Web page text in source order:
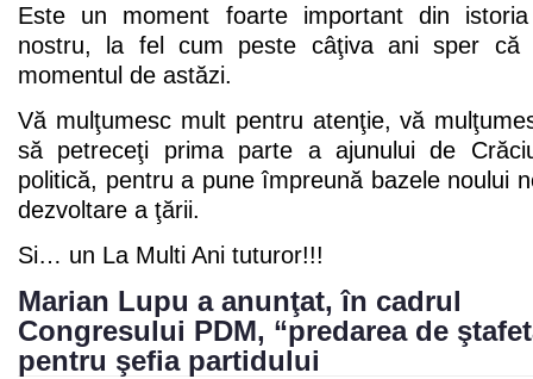
Este un moment foarte important din
nostru, la fel cum peste câţiva ani sper că
momentul de astăzi.
Vă mulţumesc mult pentru atenţie, vă
să petreceţi prima parte a ajunului de
politică, pentru a pune împreună bazele noului
dezvoltare a ţării.
Si… un La Multi Ani tuturor!!!
Marian Lupu a anunţat, în cadrul
Congresului PDM, “predarea de
pentru şefia partidului